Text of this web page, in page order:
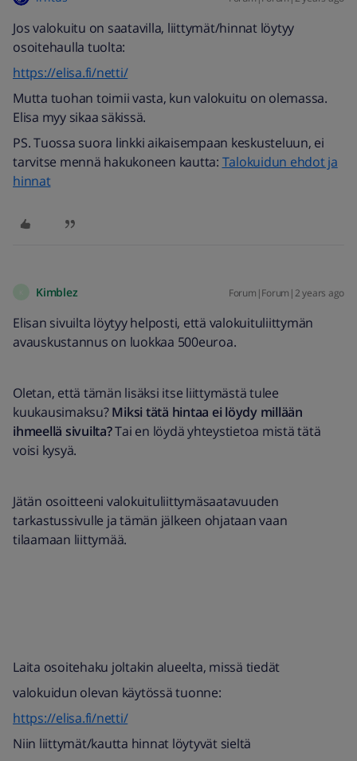
Jos valokuitu on saatavilla, liittymät/hinnat löytyy
osoitehaulla tuolta:
https://elisa.fi/netti/
Mutta tuohan toimii vasta, kun valokuitu on olemassa.
Elisa myy sikaa säkissä.
PS. Tuossa suora linkki aikaisempaan keskusteluun, ei
tarvitse mennä hakukoneen kautta: Talokuidun ehdot ja
hinnat
Kimblez Forum|Forum|2 years ago
Elisan sivuilta löytyy helposti, että valokuituliittymän
avauskustannus on luokkaa 500euroa.
Oletan, että tämän lisäksi itse liittymästä tulee
kuukausimaksu?Miksi tätä hintaa ei löydy millään
ihmeellä sivuilta?Tai en löydä yhteystietoa mistä tätä
voisi kysyä.
Jätän osoitteeni valokuituliittymäsaatavuuden
tarkastussivulle ja tämän jälkeen ohjataan vaan
tilaamaan liittymää.
Laita osoitehaku joltakin alueelta, missä tiedät
valokuidun olevan käytössä tuonne:
https://elisa.fi/netti/
Niin liittymät/kautta hinnat löytyvät sieltä